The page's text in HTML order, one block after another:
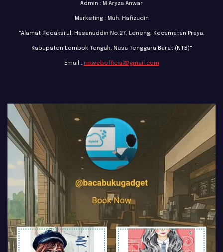
Admin : M Aryza Anwar
Marketing : Muh. Hafizudin
"Alamat Redaksi:Jl. Hasanuddin No.27, Leneng, Kecamatan Praya,
Kabupaten Lombok Tengah, Nusa Tenggara Barat (NTB)"
Email : rmwebofficial@gmail.com